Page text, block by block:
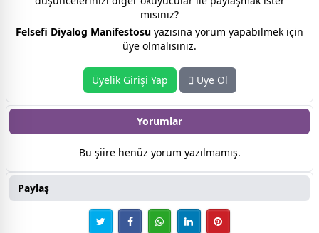
misiniz?
Felsefi Diyalog Manifestosu yazısına yorum yapabilmek için
üye olmalısınız.
Üyelik Girişi Yap Üye Ol
Yorumlar
Bu şiire henüz yorum yazılmamış.
Paylaş